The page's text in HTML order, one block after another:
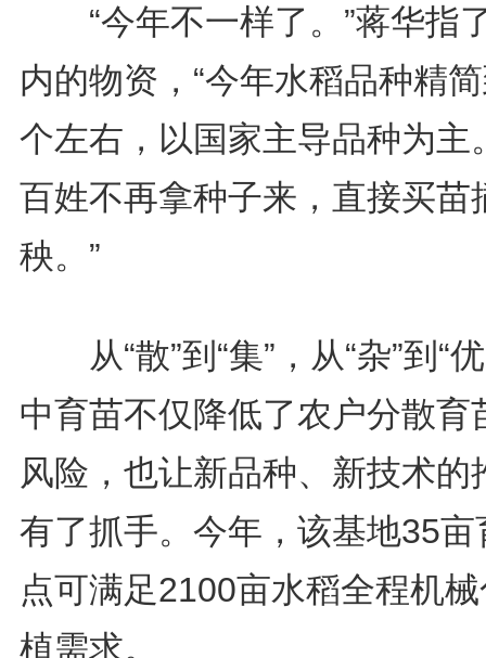
“今年不一样了。”蒋华指
内的物资，“今年水稻品种精
个左右，以国家主导品种为主
百姓不再拿种子来，直接买苗
秧。”
从“散”到“集”，从“杂”到“
中育苗不仅降低了农户分散育
风险，也让新品种、新技术的
有了抓手。今年，该基地35亩
点可满足2100亩水稻全程机
植需求。